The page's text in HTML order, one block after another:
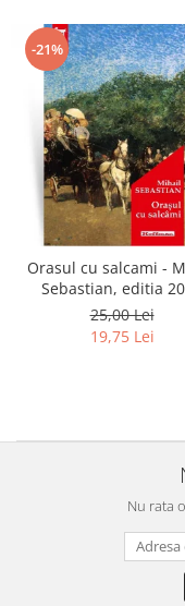
-21%
Orasul cu salcami -
Sebastian, editia
25,00 Lei
19,75 Lei
Nu rata